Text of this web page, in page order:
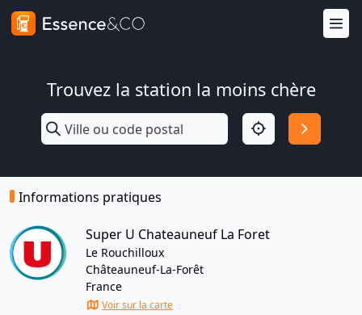
Trouvez la station la moins chère
Informations pratiques
Super U Chateauneuf La Foret
Le Rouchilloux
Châteauneuf-La-Forêt
France
Voir sur la carte